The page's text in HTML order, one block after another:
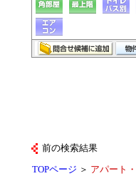
前の検索結果
TOPページ ＞ アパート